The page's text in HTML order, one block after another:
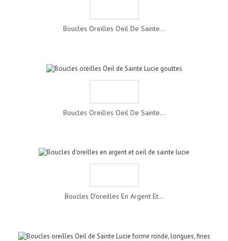
Boucles Oreilles Oeil De Sainte...
Boucles Oreilles Oeil De Sainte...
Boucles D'oreilles En Argent Et...